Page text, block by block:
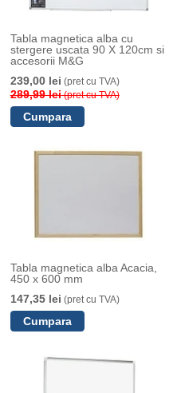
Tabla magnetica alba cu
stergere uscata 90 X 120cm si
accesorii M&G
239,00 lei (pret cu TVA)
289,99 lei(pret cu TVA)
Tabla magnetica alba Acacia,
450 x 600 mm
147,35 lei (pret cu TVA)